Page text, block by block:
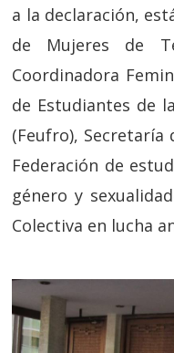
a la declaración,
de Mujeres de
Coordinadora
de Estudiantes de
(Feufro), Secretaría
Federación de
género y
Colectiva en lucha